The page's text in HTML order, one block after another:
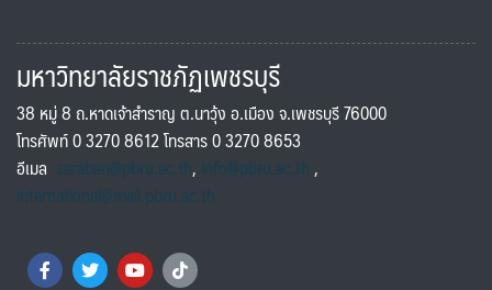
มหาวิทยาลัยราชภัฏเพชรบุรี
38 หมู่ 8 ถ.หาดเจ้าสำราญ ต.นาวุ้ง อ.เมือง จ.เพชรบุรี 76000
โทรศัพท์ 0 3270 8612 โทรสาร 0 3270 8653
อีเมล saraban@pbru.ac.th, info@pbru.ac.th,
international@mail.pbru.ac.th